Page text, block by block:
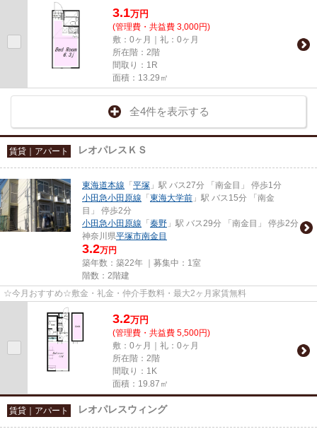
3.1万円
(管理費・共益費 3,000円)
敷：0ヶ月｜礼：0ヶ月
所在階：2階
間取り：1R
面積：13.29㎡
全4件を表示する
賃貸｜アパート レオパレスＫＳ
東海道本線 「 平塚 」駅 バス27分 「南金目」 停歩1分
小田急小田原線 「 東海大学前 」駅 バス15分 「南金
目」 停歩2分
小田急小田原線 「 秦野 」駅 バス29分 「南金目」 停歩2分
神奈川県平塚市南金目
3.2万円
築年数：築22年 ｜募集中： 1室
階数：2階建
☆今月おすすめ☆敷金・礼金・仲介手数料・最大2ヶ月家賃無料
3.2万円
(管理費・共益費 5,500円)
敷：0ヶ月｜礼：0ヶ月
所在階：2階
間取り：1K
面積：19.87㎡
賃貸｜アパート レオパレスウィング